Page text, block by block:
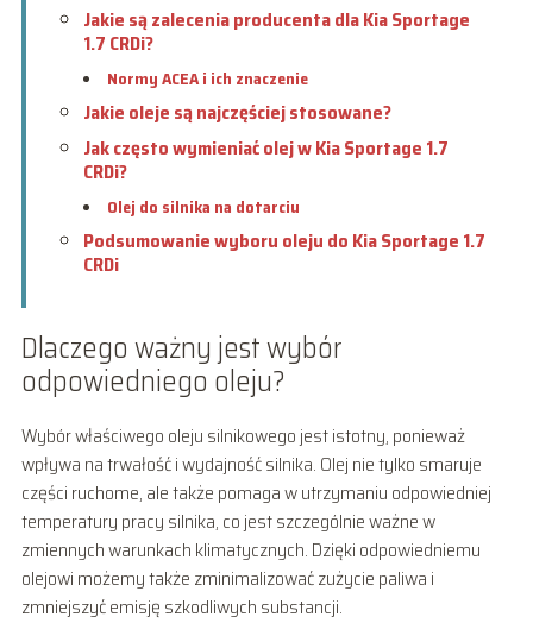
Jakie są zalecenia producenta dla Kia Sportage
1.7 CRDi?
Normy ACEA i ich znaczenie
Jakie oleje są najczęściej stosowane?
Jak często wymieniać olej w Kia Sportage 1.7
CRDi?
Olej do silnika na dotarciu
Podsumowanie wyboru oleju do Kia Sportage 1.7
CRDi
Dlaczego ważny jest wybór
odpowiedniego oleju?
Wybór właściwego oleju silnikowego jest istotny, ponieważ
wpływa na trwałość i wydajność silnika. Olej nie tylko smaruje
części ruchome, ale także pomaga w utrzymaniu odpowiedniej
temperatury pracy silnika, co jest szczególnie ważne w
zmiennych warunkach klimatycznych. Dzięki odpowiedniemu
olejowi możemy także zminimalizować zużycie paliwa i
zmniejszyć emisję szkodliwych substancji.